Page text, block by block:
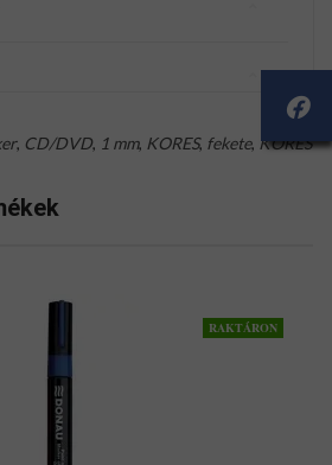
, CD/DVD, 1 mm, KORES, fekete, KORES
RAKTÁRON